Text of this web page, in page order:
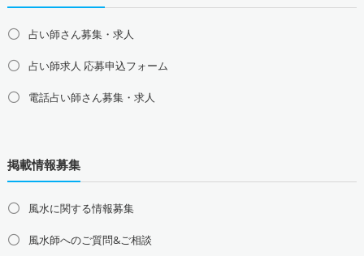
占い師さん募集・求人
占い師求人 応募申込フォーム
電話占い師さん募集・求人
道東の占い師募集・求人
東北地方の占い師募集・求人
宮城県の占い師募集・求人
掲載情報募集
風水に関する情報募集
風水師へのご質問&ご相談